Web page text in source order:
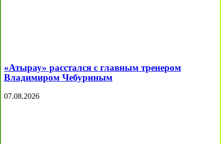
«Атырау» расстался с главным тренером
Владимиром Чебуриным
07.08.2026